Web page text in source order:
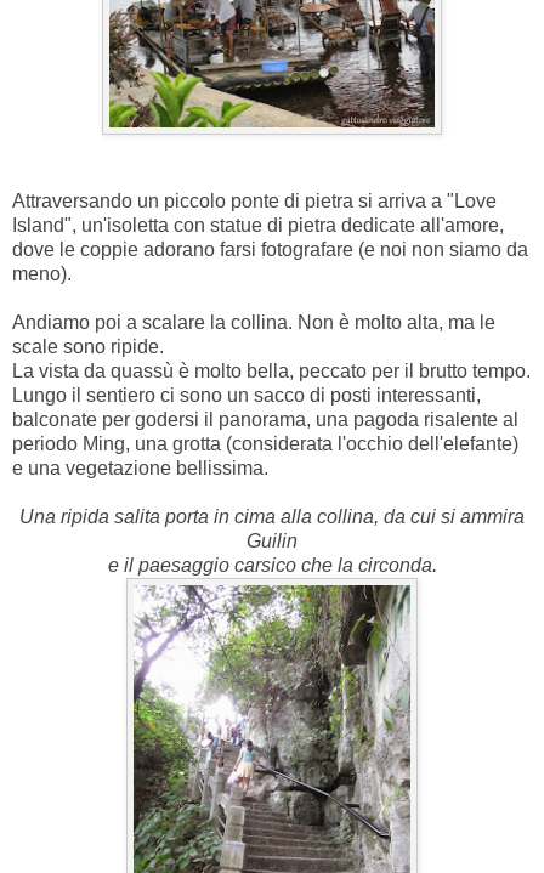
Attraversando un piccolo ponte di pietra si arriva a "Love
Island", un'isoletta con statue di pietra dedicate all'amore,
dove le coppie adorano farsi fotografare (e noi non siamo da
meno).
Andiamo poi a scalare la collina. Non è molto alta, ma le
scale sono ripide.
La vista da quassù è molto bella, peccato per il brutto tempo.
Lungo il sentiero ci sono un sacco di posti interessanti,
balconate per godersi il panorama, una pagoda risalente al
periodo Ming, una grotta (considerata l'occhio dell'elefante)
e una vegetazione bellissima.
Una ripida salita porta in cima alla collina, da cui si ammira
Guilin
e il paesaggio carsico che la circonda.